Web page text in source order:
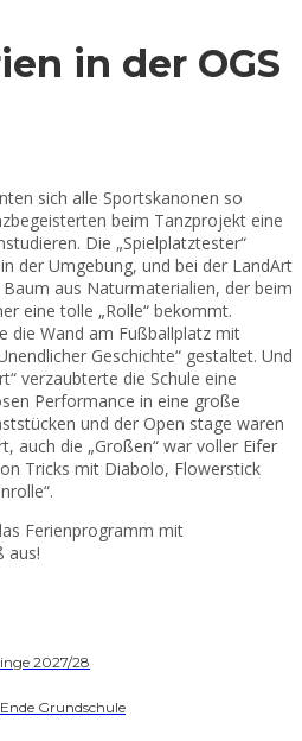
in der OGS
sich alle Sportskanonen so
beim Tanzprojekt eine
Die „Spielplatztester“
der Umgebung, und bei der LandArt
aus Naturmaterialien, der beim
eine tolle „Rolle“ bekommt.
die Wand am Fußballplatz mit
Geschichte“ gestaltet. Und
verzaubterte die Schule eine
Performance in eine große
und der Open stage waren
auch die „Großen“ war voller Eifer
Tricks mit Diabolo, Flowerstick
Ferienprogramm mit
aus!
2027/28
Grundschule